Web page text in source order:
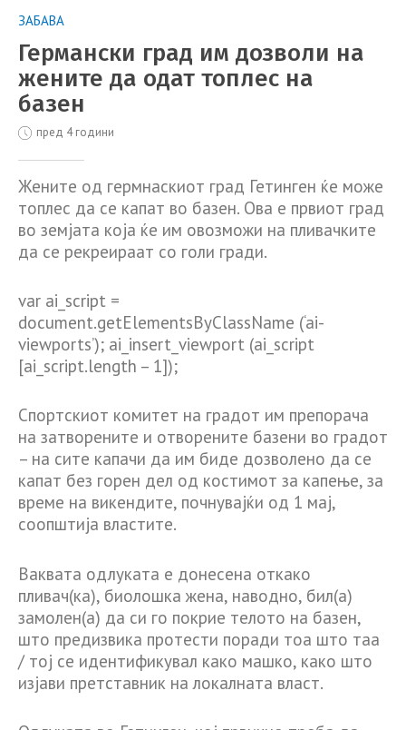
ЗАБАВА
Германски град им дозволи на
жените да одат топлес на
базен
пред 4 години
Жените од гермнаскиот град Гетинген ќе може
топлес да се капат во базен. Ова е првиот град
во земјата која ќе им овозможи на пливачките
да се рекреираат со голи гради.
var ai_script =
document.getElementsByClassName (‘ai-
viewports’); ai_insert_viewport (ai_script
[ai_script.length – 1]);
Спортскиот комитет на градот им препорача
на затворените и отворените базени во градот
– на сите капачи да им биде дозволено да се
капат без горен дел од костимот за капење, за
време на викендите, почнувајќи од 1 мај,
соопштија властите.
Ваквата одлуката е донесена откако
пливач(ка), биолошка жена, наводно, бил(а)
замолен(а) да си го покрие телото на базен,
што предизвика протести поради тоа што таа
/ тој се идентификувал како машко, како што
изјави претставник на локалната власт.